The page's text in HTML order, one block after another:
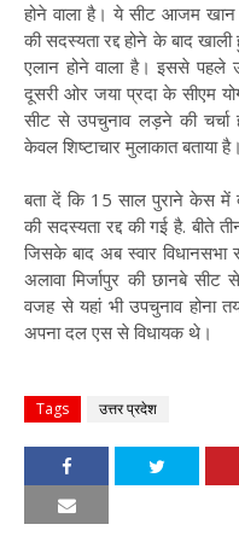
होने वाला है। ये सीट आजम
की सदस्यता रद्द होने के बाद
एलान होने वाला है। इससे पहले
दूसरी ओर जया प्रदा के सीएम
सीट से उपचुनाव लड़ने की चर्चा
केवल शिष्टाचार मुलाकात बताया है।
बता दें कि 15 साल पुराने केस में
की सदस्यता रद्द की गई है. बीते
जिसके बाद अब स्वार
अलावा मिर्जापुर की छानबे
वजह से यहां भी उपचुनाव होना
अपना दल एस से विधायक थे।
Tags उत्तर प्रदेश